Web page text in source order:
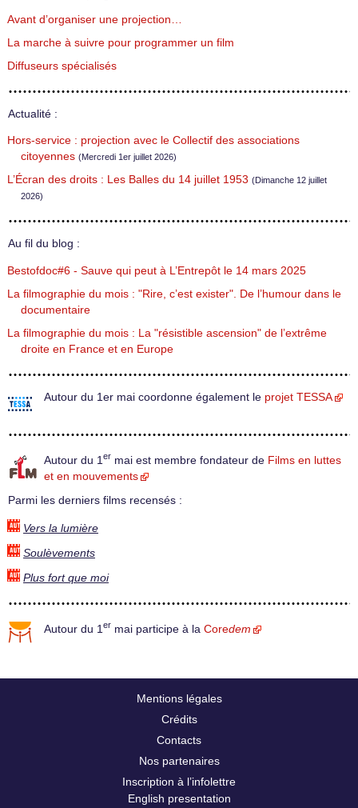
Avant d’organiser une projection…
La marche à suivre pour programmer un film
Diffuseurs spécialisés
Actualité :
Hors-service : projection avec le Collectif des associations
citoyennes (Mercredi 1er juillet 2026)
L’Écran des droits : Les Balles du 14 juillet 1953 (Dimanche 12 juillet
2026)
Au fil du blog :
Bestofdoc#6 - Sauve qui peut à L’Entrepôt le 14 mars 2025
La filmographie du mois : "Rire, c’est exister". De l’humour dans le
documentaire
La filmographie du mois : La "résistible ascension" de l’extrême
droite en France et en Europe
Autour du 1er mai coordonne également le projet TESSA
Autour du 1 er mai est membre fondateur de Films en luttes
et en mouvements
Parmi les derniers films recensés :
Vers la lumière
Soulèvements
Plus fort que moi
Autour du 1 er mai participe à la Coredem
Mentions légales
Crédits
Contacts
Nos partenaires
Inscription à l’infolettre
English presentation